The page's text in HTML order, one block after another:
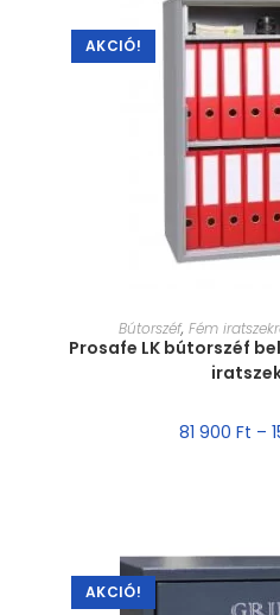
AKCIÓ!
MÉRET
Bútorszéf, Fém
Prosafe LK bútorszéf
81 900 Ft –
AKCIÓ!